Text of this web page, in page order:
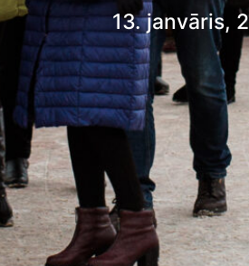
13. janvāris,